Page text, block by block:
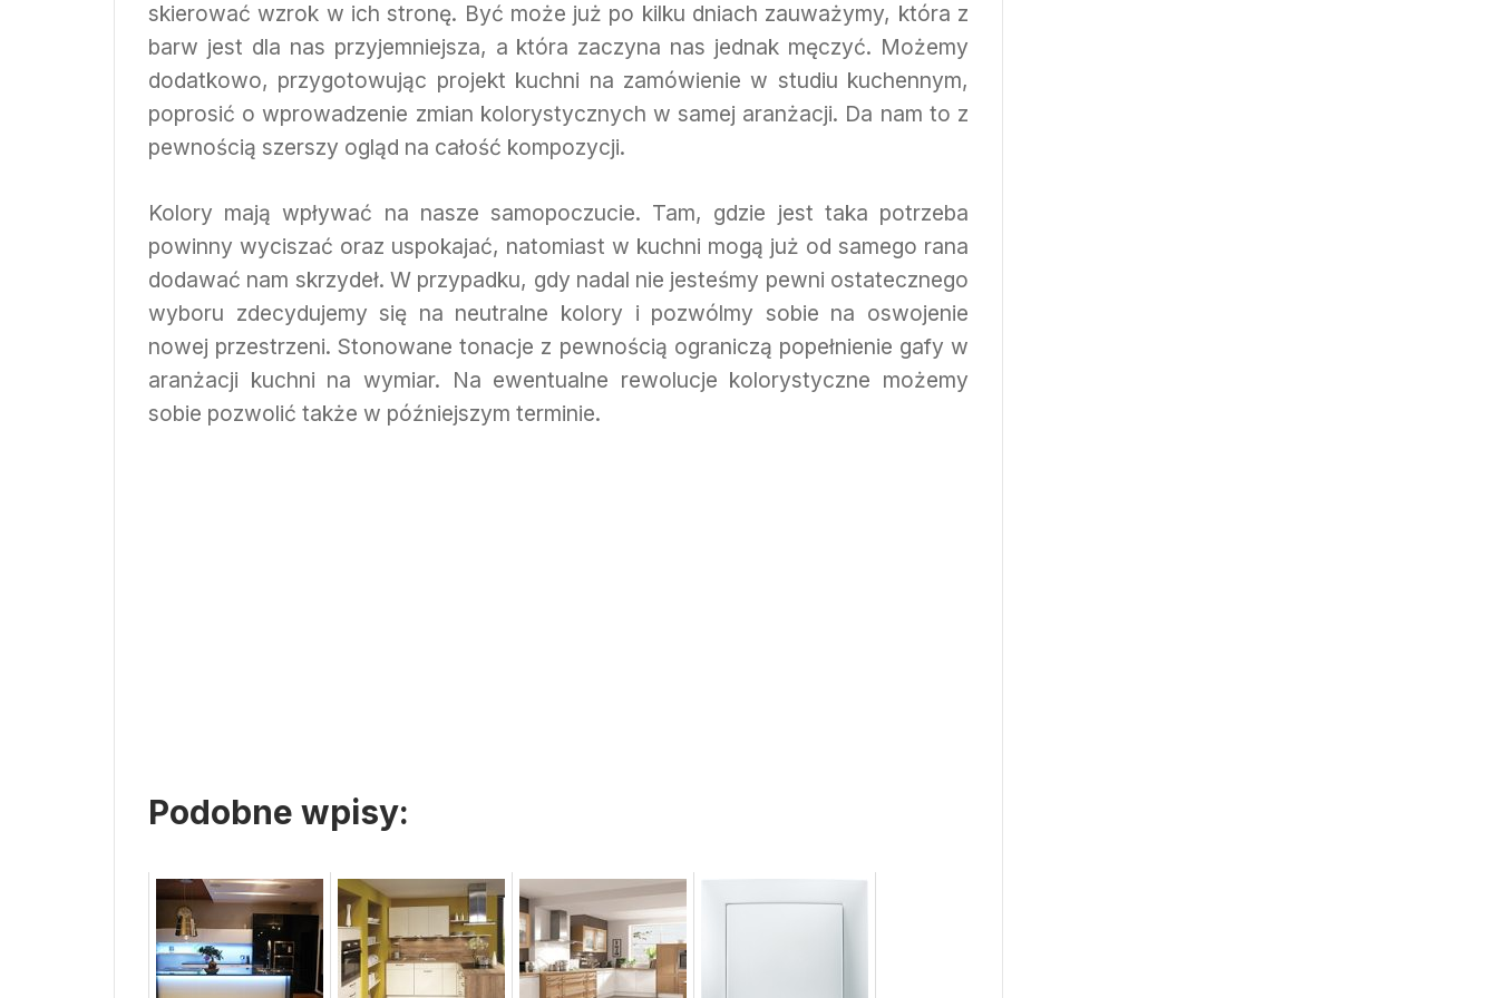
skierować wzrok w ich stronę. Być może już po kilku dniach zauważymy, która z
barw jest dla nas przyjemniejsza, a która zaczyna nas jednak męczyć. Możemy
dodatkowo, przygotowując projekt kuchni na zamówienie w studiu kuchennym,
poprosić o wprowadzenie zmian kolorystycznych w samej aranżacji. Da nam to z
pewnością szerszy ogląd na całość kompozycji.
Kolory mają wpływać na nasze samopoczucie. Tam, gdzie jest taka potrzeba
powinny wyciszać oraz uspokajać, natomiast w kuchni mogą już od samego rana
dodawać nam skrzydeł. W przypadku, gdy nadal nie jesteśmy pewni ostatecznego
wyboru zdecydujemy się na neutralne kolory i pozwólmy sobie na oswojenie
nowej przestrzeni. Stonowane tonacje z pewnością ograniczą popełnienie gafy w
aranżacji kuchni na wymiar. Na ewentualne rewolucje kolorystyczne możemy
sobie pozwolić także w późniejszym terminie.
Podobne wpisy: